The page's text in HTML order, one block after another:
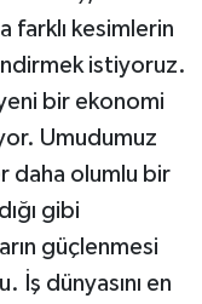
farklı kesimlerin
istiyoruz.
bir ekonomi
Umudumuz
daha olumlu bir
gibi
güçlenmesi
dünyasını en